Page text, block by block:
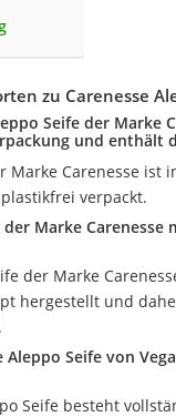
zu Carenesse
Seife der Marke
und enthält
Marke Carenesse ist
verpackt.
der Marke
der Marke
hergestellt und
Aleppo Seife von
Seife besteht